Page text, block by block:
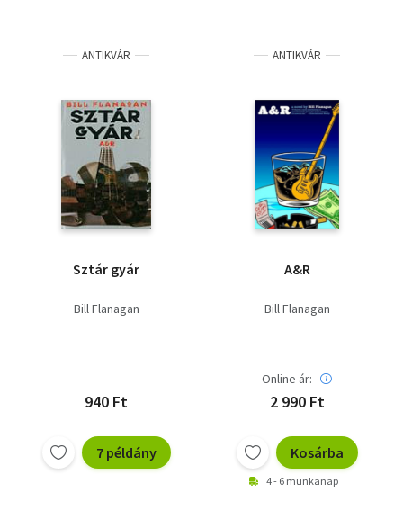
ANTIKVÁR
Sztár gyár
Bill Flanagan
940 Ft
7 példány
ANTIKVÁR
A&R
Bill Flanagan
Online ár:
2 990 Ft
Kosárba
4 - 6 munkanap